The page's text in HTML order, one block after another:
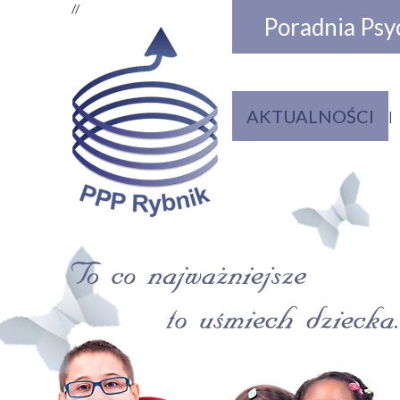
//
Poradnia
AKTUALNOŚCI